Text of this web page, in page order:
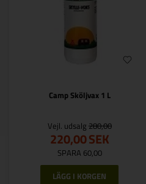
Camp Sköljvax 1 L
Vejl. udsalg 280,00
220,00SEK
SPARA 60,00